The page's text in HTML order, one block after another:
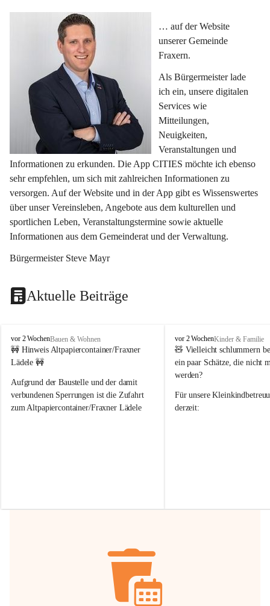
… auf der Website
unserer Gemeinde
Fraxern.
Als Bürgermeister lade
ich ein, unsere digitalen
Services wie
Mitteilungen,
Neuigkeiten,
Veranstaltungen und
Informationen zu erkunden. Die App CITIES möchte ich ebenso
sehr empfehlen, um sich mit zahlreichen Informationen zu
versorgen. Auf der Website und in der App gibt es Wissenswertes
über unser Vereinsleben, Angebote aus dem kulturellen und
sportlichen Leben, Veranstaltungstermine sowie aktuelle
Informationen aus dem Gemeinderat und der Verwaltung.
Bürgermeister Steve Mayr
Aktuelle Beiträge
F
r
a
e
r
n
vor 2 WochenBauen & Wohnen
🚧 Hinweis Altpapiercontainer/Fraxner
Lädele 🚧
Aufgrund der Baustelle und der damit
verbundenen Sperrungen ist die Zufahrt
zum Altpapiercontainer/Fraxner Lädele
Hilfsbereitschaft!
F
r
a
x
r
n
vor 2 WochenKinder & Familie
🧸 Vielleicht schlummern
ein paar Schätze, die nicht
werden?
Für unsere
derzeit: